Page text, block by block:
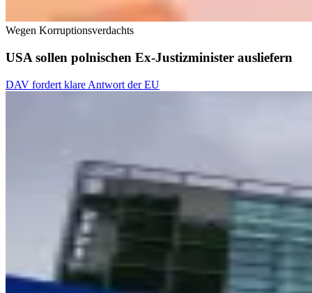
Wegen Korruptionsverdachts
USA sollen polnischen Ex-Justizminister ausliefern
DAV fordert klare Antwort der EU